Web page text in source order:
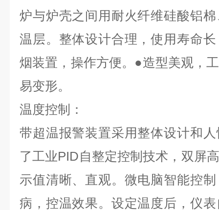
炉与炉壳之间用耐火纤维硅酸铝
温层。整体设计合理，使用寿命
烟装置，操作方便。●造型美观，
易变形。
温度控制：
带超温报警装置采用整体设计和
了工业PID自整定控制技术，双屏
示值清晰、直观。微电脑智能控
病，控温效果。设定温度后，仪